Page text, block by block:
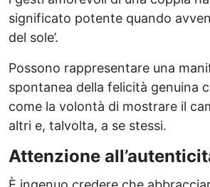
significato potente quando
del sole’.
Possono rappresentare una
spontanea della felicità genuina
come la volontà di mostrare il
altri e, talvolta, a se stessi.
Attenzione